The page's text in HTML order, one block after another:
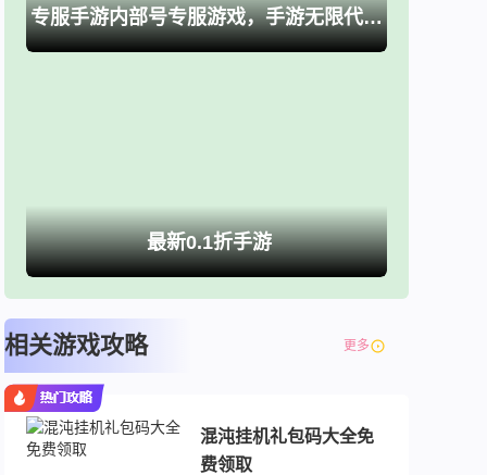
专服手游内部号专服游戏，手游无限代金卷、买断游戏
最新0.1折手游
相关游戏攻略 更多
混沌挂机礼包码大全免
费领取